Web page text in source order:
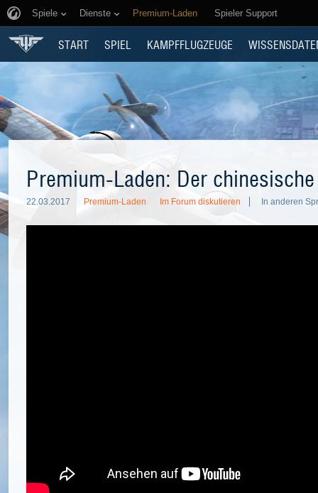
Spiele Dienste Premium-Laden Spieler Support
START SPIEL KAMPFFLUGZEUGE
Premium-Laden: Der
22.03.2017 Premium-Laden Im Forum diskutieren In anderen